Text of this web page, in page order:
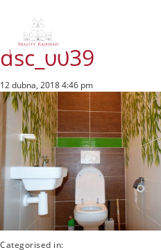
dsc_0039
12 dubna, 2018 4:46 pm
Categorised in: